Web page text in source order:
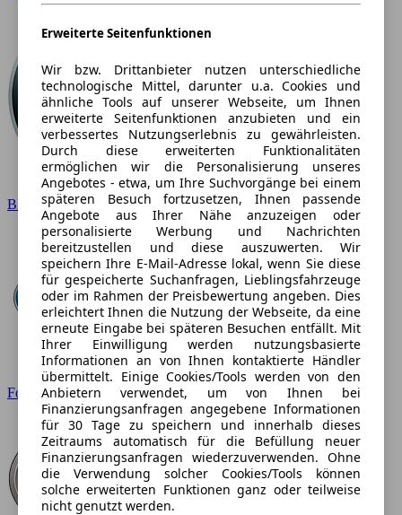
BMW
Ford
Erweiterte Seitenfunktionen
Wir bzw. Drittanbieter nutzen unterschiedliche
technologische Mittel, darunter u.a. Cookies und
ähnliche Tools auf unserer Webseite, um Ihnen
erweiterte Seitenfunktionen anzubieten und ein
verbessertes Nutzungserlebnis zu gewährleisten.
Durch diese erweiterten Funktionalitäten
ermöglichen wir die Personalisierung unseres
Angebotes - etwa, um Ihre Suchvorgänge bei einem
späteren Besuch fortzusetzen, Ihnen passende
Angebote aus Ihrer Nähe anzuzeigen oder
personalisierte Werbung und Nachrichten
bereitzustellen und diese auszuwerten. Wir
speichern Ihre E-Mail-Adresse lokal, wenn Sie diese
für gespeicherte Suchanfragen, Lieblingsfahrzeuge
oder im Rahmen der Preisbewertung angeben. Dies
erleichtert Ihnen die Nutzung der Webseite, da eine
erneute Eingabe bei späteren Besuchen entfällt. Mit
Ihrer Einwilligung werden nutzungsbasierte
Informationen an von Ihnen kontaktierte Händler
übermittelt. Einige Cookies/Tools werden von den
Anbietern verwendet, um von Ihnen bei
Finanzierungsanfragen angegebene Informationen
für 30 Tage zu speichern und innerhalb dieses
Zeitraums automatisch für die Befüllung neuer
Finanzierungsanfragen wiederzuverwenden. Ohne
die Verwendung solcher Cookies/Tools können
solche erweiterten Funktionen ganz oder teilweise
nicht genutzt werden.